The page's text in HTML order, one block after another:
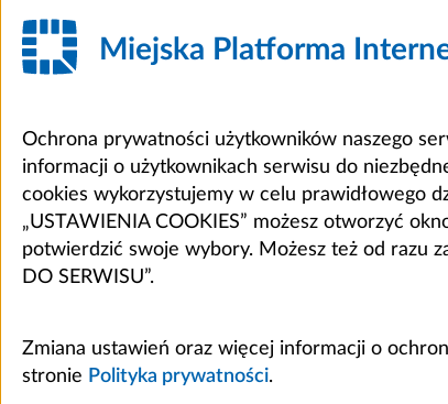
Miejska Platforma
Ochrona prywatności użytkowników naszego
informacji o użytkownikach serwisu do
cookies wykorzystujemy w celu prawidłowego
„USTAWIENIA COOKIES” możesz otworzyć
potwierdzić swoje wybory. Możesz też od razu
DO SERWISU”.
Zmiana ustawień oraz więcej informacji o
stronie Polityka prywatności.